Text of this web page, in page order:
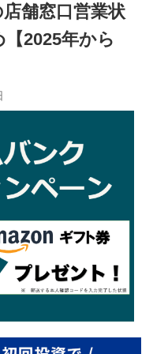
舗窓口営業状
2025年から